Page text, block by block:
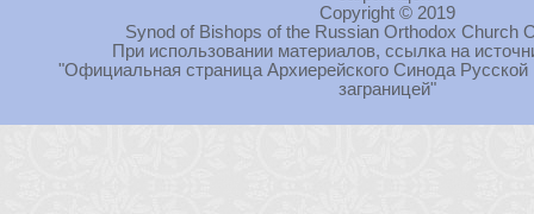
Copyright © 2019
Synod of Bishops of the Russian Orthodox Church
При использовании материалов, ссылка на
"Официальная страница Архиерейского Синода
заграницей"